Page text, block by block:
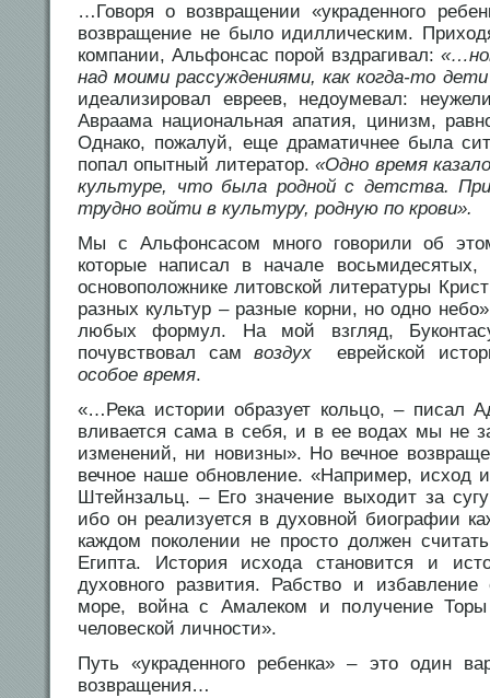
…Говоря о возвращении «украденного
возвращение не было идиллическим.
компании, Альфонсас порой вздрагивал:
над моими рассуждениями, как когда-то
идеализировал евреев, недоумевал:
Авраама национальная апатия, цинизм,
Однако, пожалуй, еще драматичнее была
попал опытный литератор.«Одно время
культуре, что была родной с детства.
трудно войти в культуру, родную по крови».
Мы с Альфонсасом много говорили об
которые написал в начале
основоположнике литовской литературы
разных культур – разные корни, но одно
любых формул. На мой взгляд,
почувствовал самвоздух
еврейской
особое время.
«…Река истории образует кольцо, – писал
вливается сама в себя, и в ее водах мы не
изменений, ни новизны». Но вечное
вечное наше обновление. «Например, исход
Штейнзальц. – Его значение выходит за
ибо он реализуется в духовной биографии
каждом поколении не просто должен
Египта. История исхода становится и
духовного развития. Рабство и
море, война с Амалеком и получение
человеской личности».
Путь «украденного ребенка» – это один
возвращения…